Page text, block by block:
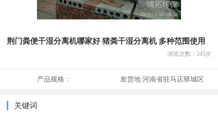
荆门粪便干湿分离机哪家好 猪粪干湿分离机 多种范围使用
浏览次数： 245次
产品规格： 发货地:河南省驻马店驿城区
关键词